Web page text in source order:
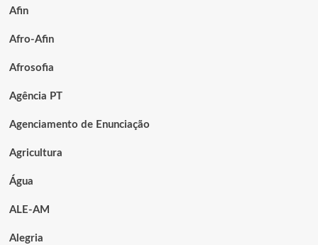
Afin
Afro-Afin
Afrosofia
Agência PT
Agenciamento de Enunciação
Agricultura
Água
ALE-AM
Alegria